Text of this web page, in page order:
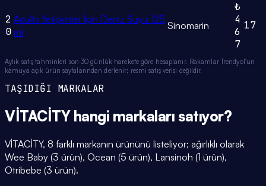
2
0
Adults Yetişkinler İçin Deniz Suyu 125
ml
Sinomarin
₺
4
6
7
17
Aylık satış tahminleri son 30 günlük harekete göre hesaplanır. Rakamlar Trendyol'un
kamuya açık ürün sayfalarından derlenir; resmi satış verisi değildir.
TAŞIDIĞI MARKALAR
VİTACİTYhangi markaları satıyor?
VİTACİTY, 8 farklı markanın ürününü listeliyor; ağırlıklı olarak
Wee Baby (3 ürün), Ocean (5 ürün), Lansinoh (1 ürün),
Otribebe (3 ürün).